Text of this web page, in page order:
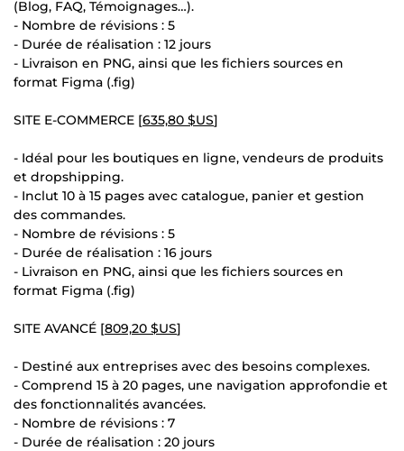
(Blog, FAQ, Témoignages…).
- Nombre de révisions : 5
- Durée de réalisation : 12 jours
- Livraison en PNG, ainsi que les fichiers sources en
format Figma (.fig)
SITE E-COMMERCE [635,80 $US]
- Idéal pour les boutiques en ligne, vendeurs de produits
et dropshipping.
- Inclut 10 à 15 pages avec catalogue, panier et gestion
des commandes.
- Nombre de révisions : 5
- Durée de réalisation : 16 jours
- Livraison en PNG, ainsi que les fichiers sources en
format Figma (.fig)
SITE AVANCÉ [809,20 $US]
- Destiné aux entreprises avec des besoins complexes.
- Comprend 15 à 20 pages, une navigation approfondie et
des fonctionnalités avancées.
- Nombre de révisions : 7
- Durée de réalisation : 20 jours